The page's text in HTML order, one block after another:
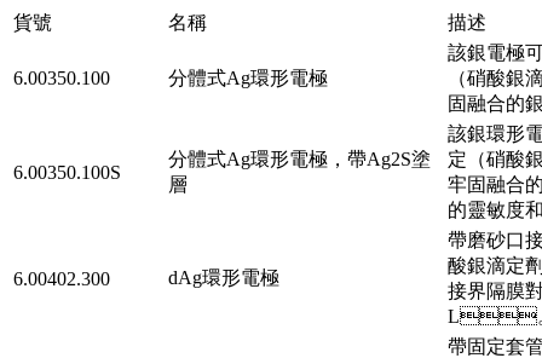
貨號 名稱 描述
6.00350.100 分體式Ag環形電極
該銀電極
（硝酸銀滴
固融合的
6.00350.100S
分體式Ag環形電極，帶Ag2S塗
層
該銀環形
定（硝酸銀滴
牢固融合的
的靈敏度和
6.00402.300 dAg環形電極
帶磨砂口
酸銀滴定劑）
接界隔膜
L
帶固定套